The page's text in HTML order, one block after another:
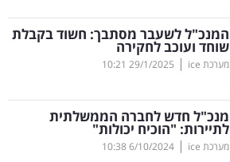
המנכ"ל לשעבר מסתבך: חשוד בקבלת
שוחד ועוכב לחקירה
מערכת ice |
29/1/2025
10:21
מנכ"ל חדש לחברה הממשלתית
לתיירות: "הוכיח יכולות"
מערכת ice |
6/10/2024
10:38